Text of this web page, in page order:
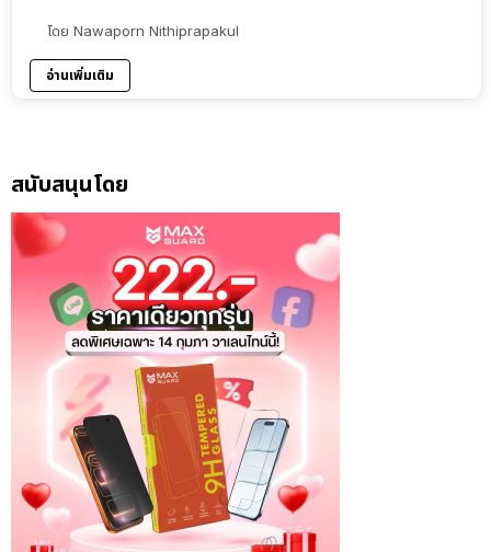
โดย Nawaporn Nithiprapakul
อ่านเพิ่มเติม
สนับสนุนโดย